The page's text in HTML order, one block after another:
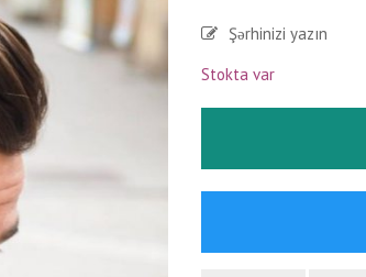
Şərhinizi yazın
Stokta var